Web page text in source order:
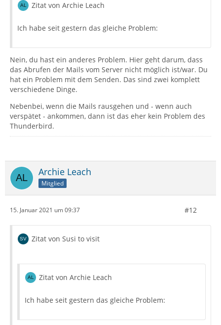
Zitat von Archie Leach
Ich habe seit gestern das gleiche Problem:
Nein, du hast ein anderes Problem. Hier geht darum, dass
das Abrufen der Mails vom Server nicht möglich ist/war. Du
hat ein Problem mit dem Senden. Das sind zwei komplett
verschiedene Dinge.
Nebenbei, wenn die Mails rausgehen und - wenn auch
verspätet - ankommen, dann ist das eher kein Problem des
Thunderbird.
Archie Leach
Mitglied
15. Januar 2021 um 09:37 #12
Zitat von Susi to visit
Zitat von Archie Leach
Ich habe seit gestern das gleiche Problem: